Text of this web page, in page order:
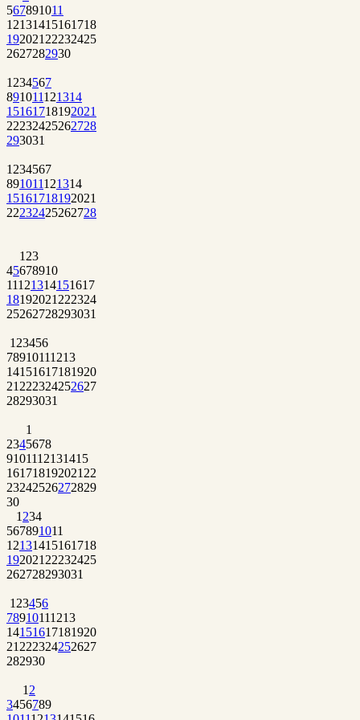
567891011
12131415161718
192021 22232425
2627282930
1 234567
891011121314
15161718192021
22232425262728
293031
1 234567
891011121314
15161718192021
22232425262728
1 23
45678910
11121314151617
18192021 222324
25262728293031
1 23456
78910111213
14151617181920
21 222324252627
28293031
1
2345678
9101112131415
161718192021 22
23242526272829
30
1 234
567891011
12131415161718
192021 22232425
262728293031
1 23456
78910111213
14151617181920
21 222324252627
282930
1 2
3456789